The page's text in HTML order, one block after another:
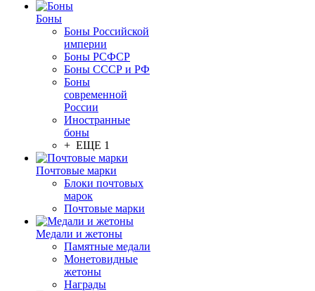
Боны
Боны Российской
империи
Боны РСФСР
Боны СССР и РФ
Боны
современной
России
Иностранные
боны
+ ЕЩЕ 1
Почтовые марки
Блоки почтовых
марок
Почтовые марки
Медали и жетоны
Памятные медали
Монетовидные
жетоны
Награды